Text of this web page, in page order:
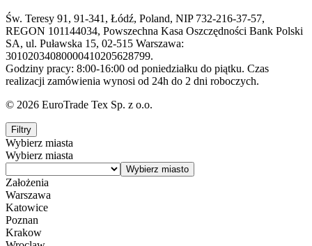
Św. Teresy 91, 91-341, Łódź, Poland, NIP 732-216-37-57,
REGON 101144034, Powszechna Kasa Oszczędności Bank Polski
SA, ul. Puławska 15, 02-515 Warszawa:
30102034080000410205628799.
Godziny pracy: 8:00-16:00 od poniedziałku do piątku. Czas
realizacji zamówienia wynosi od 24h do 2 dni roboczych.
© 2026 EuroTrade Tex Sp. z o.o.
Filtry
Wybierz miasta
Wybierz miasta
Założenia
Warszawa
Katowice
Poznan
Krakow